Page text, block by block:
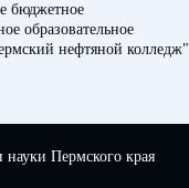
бюджетное
образовательное
нефтяной колледж"
Пермского края